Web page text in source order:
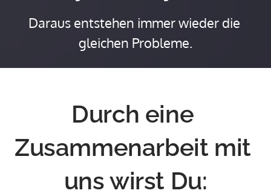
Daraus entstehen immer wieder die
gleichen Probleme.
Durch eine
Zusammenarbeit mit
uns wirst Du: